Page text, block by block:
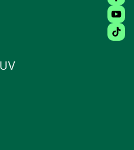
fenêtre)
(ouvre une nouvelle
(ouvre une nouvelle